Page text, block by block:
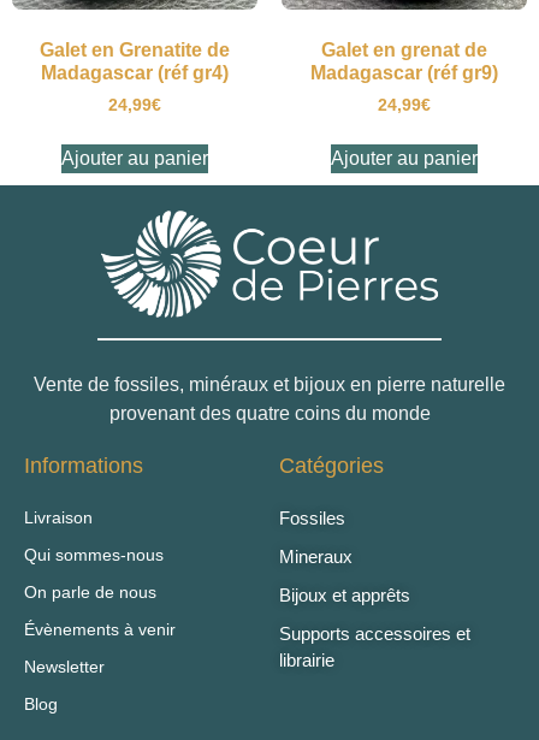
Galet en Grenatite de
Madagascar (réf gr4)
24,99€
Ajouter au panier
Galet en grenat de
Madagascar (réf gr9)
24,99€
Ajouter au panier
Vente de fossiles, minéraux et bijoux en pierre naturelle
provenant des quatre coins du monde
Informations
Livraison
Qui sommes-nous
On parle de nous
Évènements à venir
Newsletter
Blog
Catégories
Fossiles
Mineraux
Bijoux et apprêts
Supports accessoires et
librairie